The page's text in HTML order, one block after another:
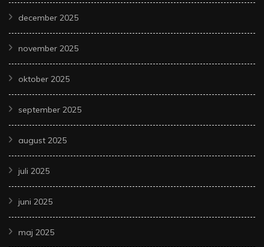
december 2025
november 2025
oktober 2025
september 2025
august 2025
juli 2025
juni 2025
maj 2025